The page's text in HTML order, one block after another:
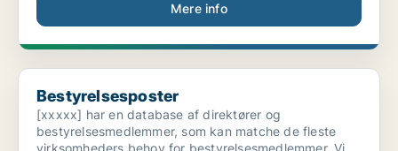
Mere info
Bestyrelsesposter
Bestyrelsesposter
[xxxxx] har en database af direktører og
bestyrelsesmedlemmer, som kan matche de fleste